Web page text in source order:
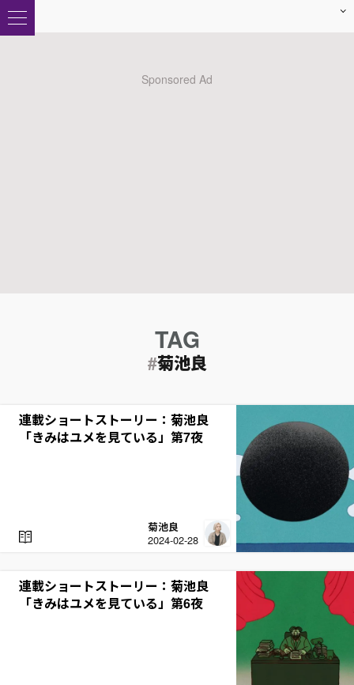
菊池良
連載ショートストーリー：菊池良
「きみはユメを見ている」第7夜
菊池良
2024-02-28
R
E
連載ショートストーリー：菊池良
「きみはユメを見ている」第6夜